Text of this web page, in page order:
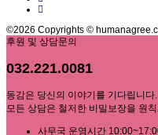
©2026 Copyrights ©
후원 및 상담문의
032.221.0081
동감은 당신의 이야기를 기다립니다.
모든 상담은 철저한 비밀보장을 원
사무국 운영시간